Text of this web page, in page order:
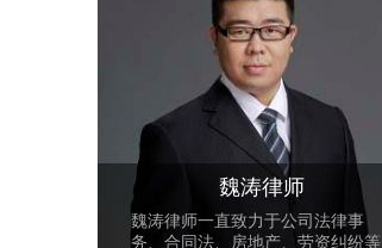
魏涛律师
魏涛律师一直致力于公司法律事
务、合同法、房地产、劳资纠纷等